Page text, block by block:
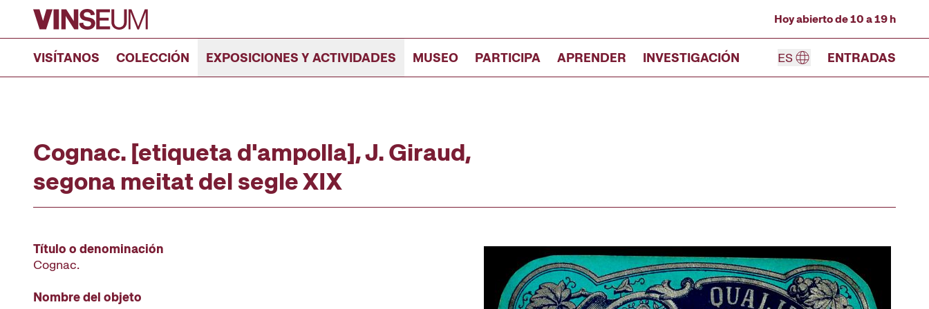
Ir al contenido
Hoy abierto de 10 a 19 h
VISÍTANOS COLECCIÓN EXPOSICIONES Y ACTIVIDADES MUSEO PARTICIPA APRENDER INVESTIGACIÓN ES ENTRADAS
Cognac. [etiqueta d'ampolla], J. Giraud,
segona meitat del segle XIX
Título o denominación
Cognac.
Nombre del objeto